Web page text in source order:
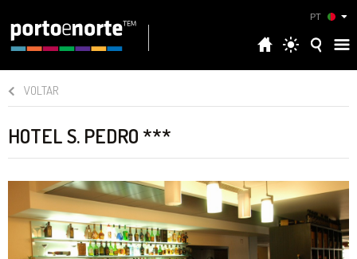
PT
VOLTAR
HOTEL S. PEDRO ***